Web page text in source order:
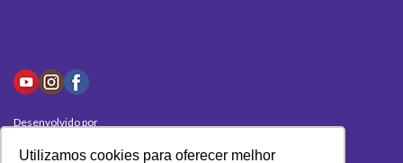
Utilizamos cookies para oferecer melhor
Desenvolvido por